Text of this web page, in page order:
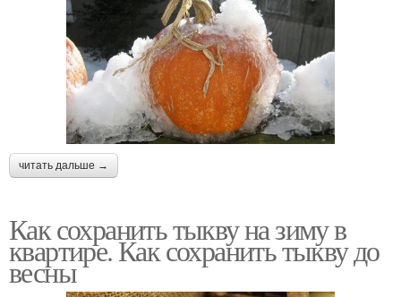
читать дальше →
Как сохранить тыкву на зиму в
квартире. Как сохранить тыкву до
весны